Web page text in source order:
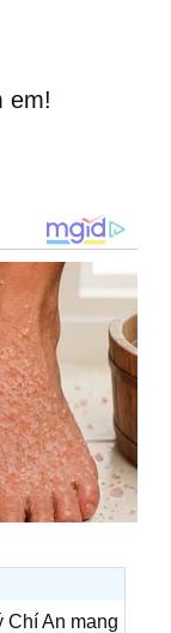
em!
Chí An mang